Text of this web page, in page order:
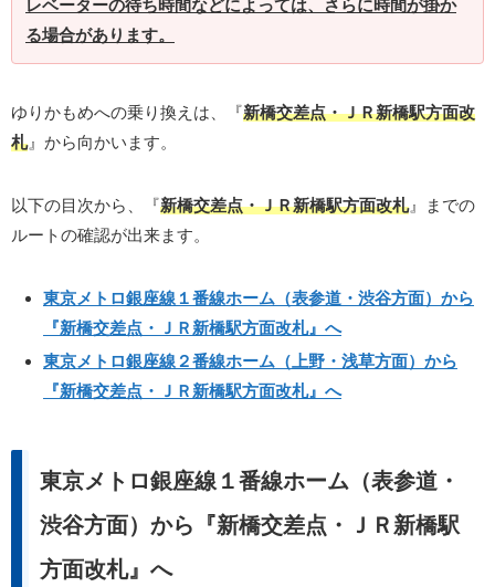
レベーターの待ち時間などによっては、さらに時間が掛か
る場合があります。
ゆりかもめへの乗り換えは、『新橋交差点・ＪＲ新橋駅方面改
札』から向かいます。
以下の目次から、『新橋交差点・ＪＲ新橋駅方面改札』までの
ルートの確認が出来ます。
東京メトロ銀座線１番線ホーム（表参道・渋谷方面）から
『新橋交差点・ＪＲ新橋駅方面改札』へ
東京メトロ銀座線２番線ホーム（上野・浅草方面）から
『新橋交差点・ＪＲ新橋駅方面改札』へ
東京メトロ銀座線１番線ホーム（表参道・
渋谷方面）から『新橋交差点・ＪＲ新橋駅
方面改札』へ